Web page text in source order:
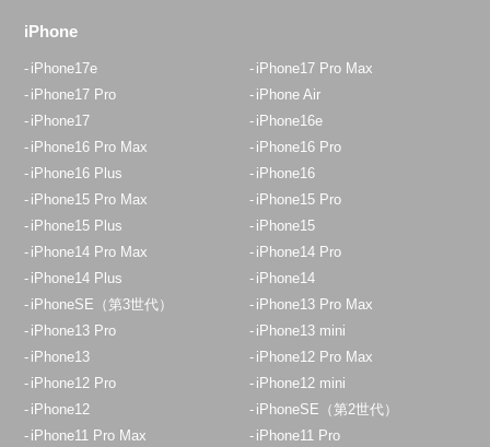
iPhone
iPhone17e
iPhone17 Pro Max
iPhone17 Pro
iPhone Air
iPhone17
iPhone16e
iPhone16 Pro Max
iPhone16 Pro
iPhone16 Plus
iPhone16
iPhone15 Pro Max
iPhone15 Pro
iPhone15 Plus
iPhone15
iPhone14 Pro Max
iPhone14 Pro
iPhone14 Plus
iPhone14
iPhoneSE（第3世代）
iPhone13 Pro Max
iPhone13 Pro
iPhone13 mini
iPhone13
iPhone12 Pro Max
iPhone12 Pro
iPhone12 mini
iPhone12
iPhoneSE（第2世代）
iPhone11 Pro Max
iPhone11 Pro